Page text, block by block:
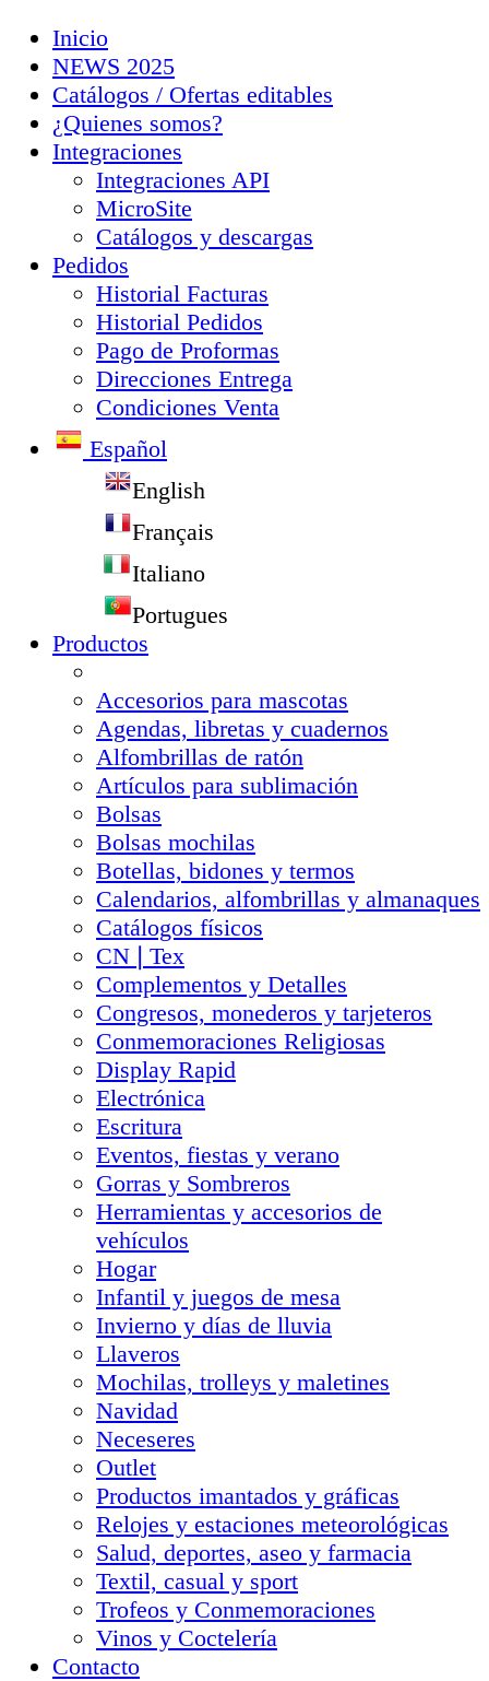
Inicio
NEWS 2025
Catálogos / Ofertas editables
¿Quienes somos?
Integraciones
Integraciones API
MicroSite
Catálogos y descargas
Pedidos
Historial Facturas
Historial Pedidos
Pago de Proformas
Direcciones Entrega
Condiciones Venta
Español
English
Français
Italiano
Portugues
Productos
Accesorios para mascotas
Agendas, libretas y cuadernos
Alfombrillas de ratón
Artículos para sublimación
Bolsas
Bolsas mochilas
Botellas, bidones y termos
Calendarios, alfombrillas y almanaques
Catálogos físicos
CN❘Tex
Complementos y Detalles
Congresos, monederos y tarjeteros
Conmemoraciones Religiosas
Display Rapid
Electrónica
Escritura
Eventos, fiestas y verano
Gorras y Sombreros
Herramientas y accesorios de
vehículos
Hogar
Infantil y juegos de mesa
Invierno y días de lluvia
Llaveros
Mochilas, trolleys y maletines
Navidad
Neceseres
Outlet
Productos imantados y gráficas
Relojes y estaciones meteorológicas
Salud, deportes, aseo y farmacia
Textil, casual y sport
Trofeos y Conmemoraciones
Vinos y Coctelería
Contacto